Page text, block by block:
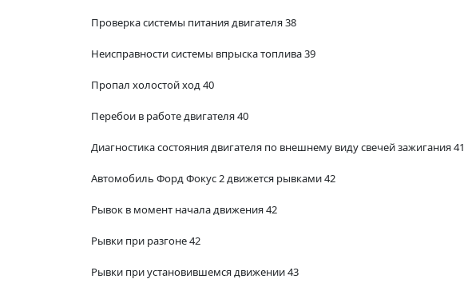
Проверка системы питания двигателя 38
Неисправности системы впрыска топлива 39
Пропал холостой ход 40
Перебои в работе двигателя 40
Диагностика состояния двигателя по внешнему виду свечей зажигания 41
Автомобиль Форд Фокус 2 движется рывками 42
Рывок в момент начала движения 42
Рывки при разгоне 42
Рывки при установившемся движении 43